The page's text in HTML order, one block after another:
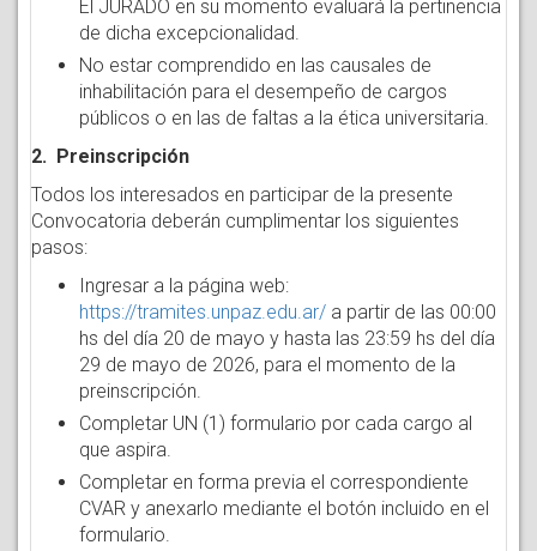
El JURADO en su momento evaluará la pertinencia
de dicha excepcionalidad.
No estar comprendido en las causales de
inhabilitación para el desempeño de cargos
públicos o en las de faltas a la ética universitaria.
2. Preinscripción
Todos los interesados en participar de la presente
Convocatoria deberán cumplimentar los siguientes
pasos:
Ingresar a la página web:
https://tramites.unpaz.edu.ar/ a partir de las 00:00
hs del día 20 de mayo y hasta las 23:59 hs del día
29 de mayo de 2026, para el momento de la
preinscripción.
Completar UN (1) formulario por cada cargo al
que aspira.
Completar en forma previa el correspondiente
CVAR y anexarlo mediante el botón incluido en el
formulario.